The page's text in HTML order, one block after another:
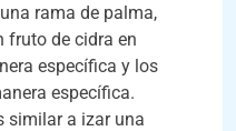
rama de palma,
fruto de cidra en
específica y los
específica.
similar a izar una